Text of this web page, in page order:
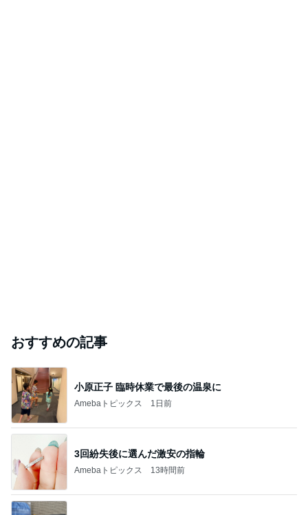
おすすめの記事
小原正子 臨時休業で最後の温泉に
Amebaトピックス 1日前
3回紛失後に選んだ激安の指輪
Amebaトピックス 13時間前